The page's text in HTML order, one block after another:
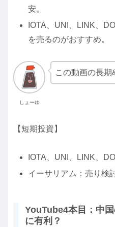
安。
IOTA、UNI、LINK、
を売るのがおすすめ。
しょーゆ
この動画の長
【短期投資】
IOTA、UNI、LINK、
イーサリアム：売り検
YouTube4本目：中
に有利？